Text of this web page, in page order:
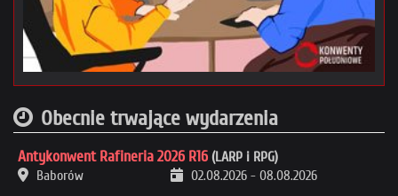
Obecnie trwające wydarzenia
Antykonwent Rafineria 2026 R16 (LARP i RPG)
Baborów
02.08.2026 - 08.08.2026